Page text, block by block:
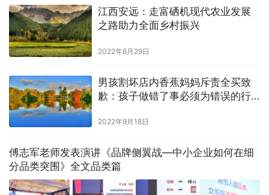
江西安远：走富硒机现代农业发展
之路助力全面乡村振兴
2022年6月29日
男孩割坏店内香蕉妈妈斥责全买致
歉：孩子做错了事必须为错误的行
2022年9月18日
傅志军老师发表演讲《品牌侧翼战—中小企业如何在细
分品类突围》全文品类篇